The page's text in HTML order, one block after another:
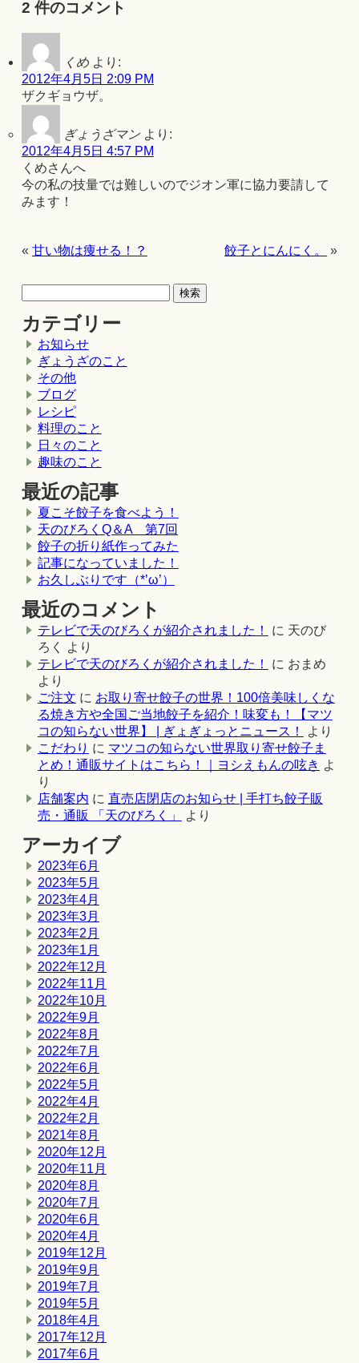
2 件のコメント
くめ より:
2012年4月5日 2:09 PM
ザクギョウザ。
ぎょうざマン より:
2012年4月5日 4:57 PM
くめさんへ
今の私の技量では難しいのでジオン軍に協力要請して
みます！
« 甘い物は痩せる！？ 餃子とにんにく。 »
カテゴリー
お知らせ
ぎょうざのこと
その他
ブログ
レシピ
料理のこと
日々のこと
趣味のこと
最近の記事
夏こそ餃子を食べよう！
天のびろくQ＆A 第7回
餃子の折り紙作ってみた
記事になっていました！
お久しぶりです（*’ω’）
最近のコメント
テレビで天のびろくが紹介されました！ に 天のび
ろく
より
テレビで天のびろくが紹介されました！
に おまめ
より
ご注文 に お取り寄せ餃子の世界！100倍美味しくな
る焼き方や全国ご当地餃子を紹介！味変も！【マツ
コの知らない世界】 | ぎょぎょっとニュース！
より
こだわり に マツコの知らない世界取り寄せ餃子ま
とめ！通販サイトはこちら！｜ヨシえもんの呟き よ
り
店舗案内 に 直売店閉店のお知らせ | 手打ち餃子販
売・通販 「天のびろく」
より
アーカイブ
2023年6月
2023年5月
2023年4月
2023年3月
2023年2月
2023年1月
2022年12月
2022年11月
2022年10月
2022年9月
2022年8月
2022年7月
2022年6月
2022年5月
2022年4月
2022年2月
2021年8月
2020年12月
2020年11月
2020年8月
2020年7月
2020年6月
2020年4月
2019年12月
2019年9月
2019年7月
2019年5月
2018年4月
2017年12月
2017年6月